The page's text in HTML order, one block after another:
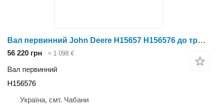
Вал первинний John Deere H15657 H156576 до трактора колісного
56 220 грн ≈ 1 098 €
Вал первинний
H156576
Україна, смт. Чабани